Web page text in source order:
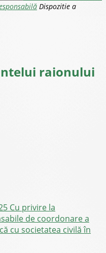
Dispozitie a
raionului
Cu privire la
de coordonare a
cu societatea civilă în